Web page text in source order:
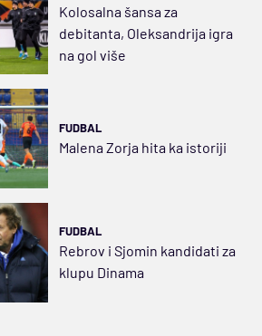
Kolosalna šansa za
debitanta, Oleksandrija igra
na gol više
FUDBAL
Malena Zorja hita ka istoriji
FUDBAL
Rebrov i Sjomin kandidati za
klupu Dinama